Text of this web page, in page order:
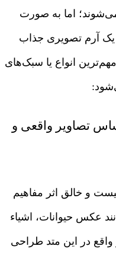
اما به صورت
آرم تصویری جذاب
انواع یا سبک‌های
تصاویر واقعی و
و خالق اثر مفاهیم
عکس حیوانات، اشیاء
در این متد طراحی